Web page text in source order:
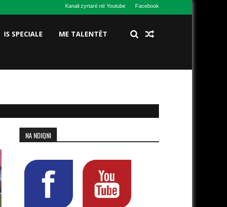
Kanali zyrtarë në Youtube Facebook
IS SPECIALE ME TALENTËT
NA NDIQNI